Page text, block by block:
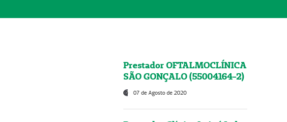
Prestador OFTALMOCLÍNICA
SÃO GONÇALO (55004164-2)
07 de Agosto de 2020